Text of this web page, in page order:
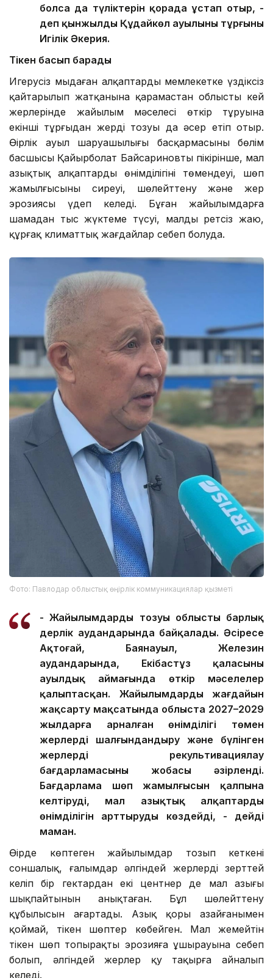
болса да түліктерін қорада ұстап отыр, -
деп қынжылды Құдайкөл ауылының тұрғыны
Игілік Әкерия.
Тікен басып барады
Игерусіз мыңдаған алқаптардың мемлекетке үздіксіз
қайтарылып жатқанына қарамастан облыстың кей
жерлерінде жайылым мәселесі өткір тұруына
екінші тұрғыдан жердің тозуы да әсер етіп отыр.
Өңірлік ауыл шаруашылығы басқармасының бөлім
басшысы Қайырболат Байсариновтың пікірінше, мал
азықтық алқаптардың өнімділігінің төмендеуі, шөп
жамылғысының сиреуі, шөлейттену және жер
эрозиясы үдеп келеді. Бұған жайылымдарға
шамадан тыс жүктеме түсуі, малды ретсіз жаю,
құрғақ климаттық жағдайлар себеп болуда.
Фото: Павлодар облыстық өңірлік коммуникациялар қызметі
- Жайылымдардың тозуы облыстың барлық
дерлік аудандарында байқалады. Әсіресе
Ақтоғай, Баянауыл, Железин
аудандарында, Екібастұз қаласының
ауылдық аймағында өткір мәселелер
қалыптасқан. Жайылымдардың жағдайын
жақсарту мақсатында облыста 2027–2029
жылдарға арналған өнімділігі төмен
жерлерді шалғындандыру және бүлінген
жерлерді рекультивациялау
бағдарламасының жобасы әзірленді.
Бағдарлама шөп жамылғысын қалпына
келтіруді, мал азықтық алқаптардың
өнімділігін арттыруды көздейді, - дейді
маман.
Өңірде көптеген жайылымдар тозып кеткені
соншалық, ғалымдар әлгіндей жерлерді зерттей
келіп бір гектардан екі центнер де мал азығы
шықпайтынын анықтаған. Бұл шөлейттену
құбылысын аңғартады. Азық қоры азайғанымен
қоймай, тікен шөптер көбейген. Мал жемейтін
тікен шөп топырақтың эрозияға ұшырауына себеп
болып, әлгіндей жерлер қу тақырға айналып
келеді.